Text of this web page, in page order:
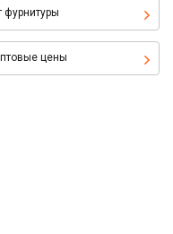
фурнитуры
цены